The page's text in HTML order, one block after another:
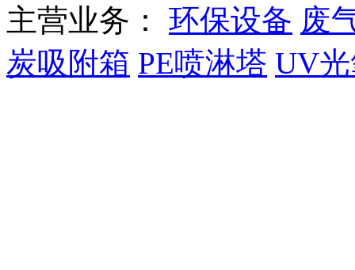
主营业务： 环保设备 废
炭吸附箱 PE喷淋塔 UV